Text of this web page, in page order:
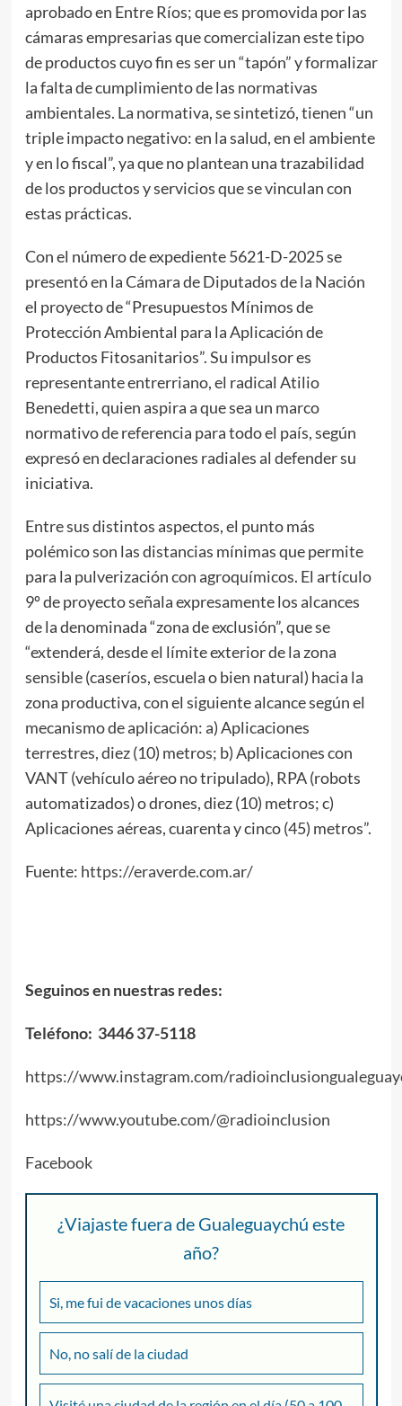
aprobado en Entre Ríos; que es promovida por las
cámaras empresarias que comercializan este tipo
de productos cuyo fin es ser un “tapón” y formalizar
la falta de cumplimiento de las normativas
ambientales. La normativa, se sintetizó, tienen “un
triple impacto negativo: en la salud, en el ambiente
y en lo fiscal”, ya que no plantean una trazabilidad
de los productos y servicios que se vinculan con
estas prácticas.
Con el número de expediente 5621-D-2025 se
presentó en la Cámara de Diputados de la Nación
el proyecto de “Presupuestos Mínimos de
Protección Ambiental para la Aplicación de
Productos Fitosanitarios”. Su impulsor es
representante entrerriano, el radical Atilio
Benedetti, quien aspira a que sea un marco
normativo de referencia para todo el país, según
expresó en declaraciones radiales al defender su
iniciativa.
Entre sus distintos aspectos, el punto más
polémico son las distancias mínimas que permite
para la pulverización con agroquímicos. El artículo
9º de proyecto señala expresamente los alcances
de la denominada “zona de exclusión”, que se
“extenderá, desde el límite exterior de la zona
sensible (caseríos, escuela o bien natural) hacia la
zona productiva, con el siguiente alcance según el
mecanismo de aplicación: a) Aplicaciones
terrestres, diez (10) metros; b) Aplicaciones con
VANT (vehículo aéreo no tripulado), RPA (robots
automatizados) o drones, diez (10) metros; c)
Aplicaciones aéreas, cuarenta y cinco (45) metros”.
Fuente: https://eraverde.com.ar/
Seguinos en nuestras redes:
Teléfono: 3446 37-5118
https://www.instagram.com/
https://www.youtube.com/@radioinclusion
Facebook
¿Viajaste fuera de Gualeguaychú este
año?
Si, me fui de vacaciones unos días
No, no salí de la ciudad